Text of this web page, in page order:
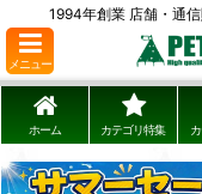
1994年創業 店舗・通
メニュー
ホーム カテゴリ特集